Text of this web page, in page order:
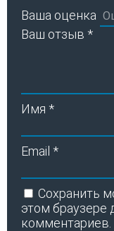
Ваша оценка
Ваш отзыв *
Имя *
Email *
Сохранить
этом
комментариев.